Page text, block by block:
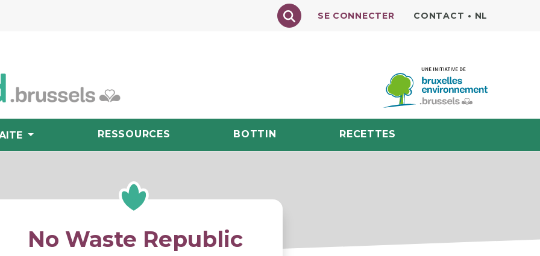
Texte à rechercher
SE CONNECTER CONTACT • NL
RESSOURCES BOTTIN RECETTES
No Waste Republic